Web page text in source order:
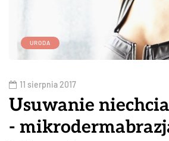
URODA
11 sierpnia 2017
Usuwanie
-